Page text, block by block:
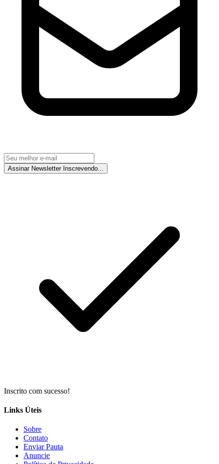
Assinar Newsletter Inscrevendo...
Inscrito com sucesso!
Links Úteis
Sobre
Contato
Enviar Pauta
Anuncie